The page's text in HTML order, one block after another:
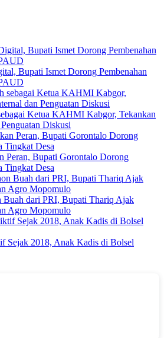
Bupati Ismet Dorong Pembenahan
Ketua KAHMI Kabgor, Tekankan
Diskusi
Peran, Bupati Gorontalo Dorong
Tingkat Desa
Buah dari PRI, Bupati Thariq Ajak
Agro Mopomulo
Sejak 2018, Anak Kadis di Bolsel